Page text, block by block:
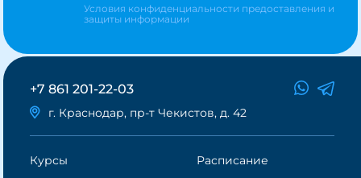
Условия конфиденциальности предоставления и
защиты информации
+7 861 201-22-03
г. Краснодар, пр-т Чекистов, д. 42
Курсы Расписание